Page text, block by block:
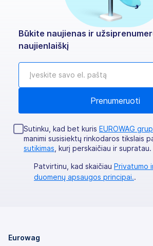
Būkite naujienas ir
naujienlaiškį
Sutinku, kad bet kuris EUROWAG
manimi susisiektų rinkodaros tikslais
sutikimas , kurį perskaičiau ir supratau.
Patvirtinu, kad skaičiau Privatumo
duomenų apsaugos principai..
Eurowag